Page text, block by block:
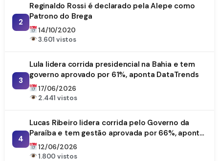
2
Reginaldo Rossi é declarado pela Alepe como
Patrono do Brega
14/10/2020
3.601 vistos
3
Lula lidera corrida presidencial na Bahia e tem
governo aprovado por 61%, aponta DataTrends
17/06/2026
2.441 vistos
4
Lucas Ribeiro lidera corrida pelo Governo da
Paraíba e tem gestão aprovada por 66%, aponta
DataTrends
12/06/2026
1.800 vistos